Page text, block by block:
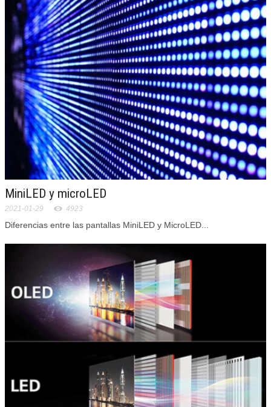
MiniLED y microLED
2021-01-29 4923
Diferencias entre las pantallas MiniLED y MicroLED...